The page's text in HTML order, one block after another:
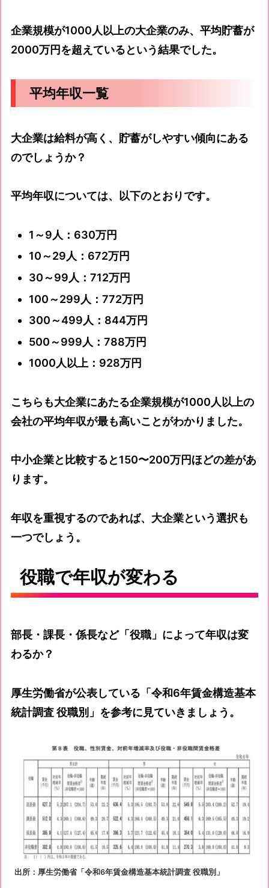
企業規模が1000人以上の大企業のみ、平均貯蓄が
2000万円を超えているという結果でした。
平均年収一覧
大企業は給料が高く、貯蓄がしやすい傾向にある
のでしょうか？
平均年収については、以下のとおりです。
1～9人：630万円
10～29人：672万円
30～99人：712万円
100～299人：772万円
300～499人：844万円
500～999人：788万円
1000人以上：928万円
こちらも大企業にあたる企業規模が1000人以上の
会社の平均年収が最も高いことがわかりました。
中小企業と比較すると150〜200万円ほどの差があ
ります。
年収を重視するのであれば、大企業という選択も
一つでしょう。
役職で年収が変わる
部長・課長・係長など「役職」によって年収は変
わるか？
厚生労働省が公表している「令和6年賃金構造基本
統計調査 役職別」を参考に見ていきましょう。
出所：厚生労働省「令和6年賃金構造基本統計調査 役職別」